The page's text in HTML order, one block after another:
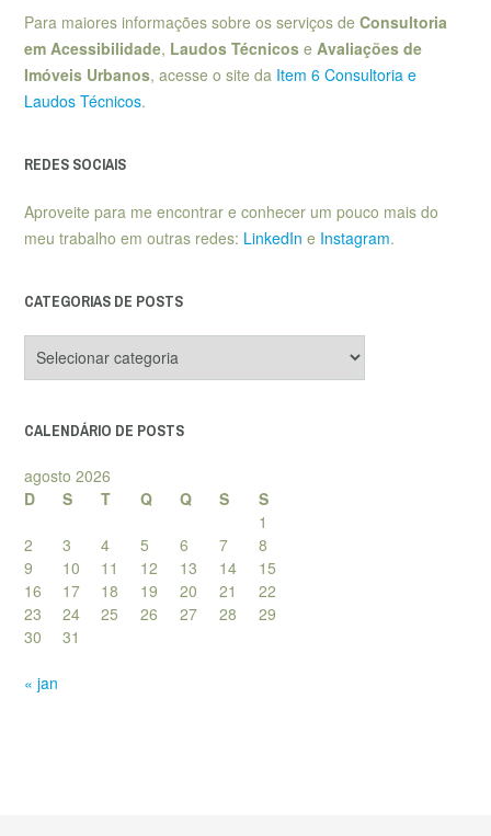
Para maiores informações sobre os serviços de Consultoria
em Acessibilidade, Laudos Técnicos e Avaliações de
Imóveis Urbanos, acesse o site da Item 6 Consultoria e
Laudos Técnicos.
REDES SOCIAIS
Aproveite para me encontrar e conhecer um pouco mais do
meu trabalho em outras redes: LinkedIn e Instagram.
CATEGORIAS DE POSTS
de
CALENDÁRIO DE POSTS
agosto 2026
D
S T Q Q S
S
1
2
3 4 5 6 7
8
9
10 11 12 13 14
15
16
17 18 19 20 21
22
23
24 25 26 27 28
29
30
31
« jan